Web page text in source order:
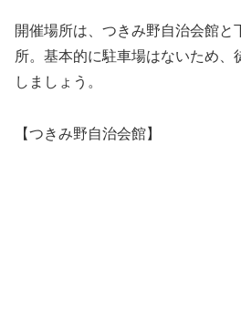
開催場所は、つきみ野自治会館と
所。基本的に駐車場はないため、
しましょう。
【つきみ野自治会館】